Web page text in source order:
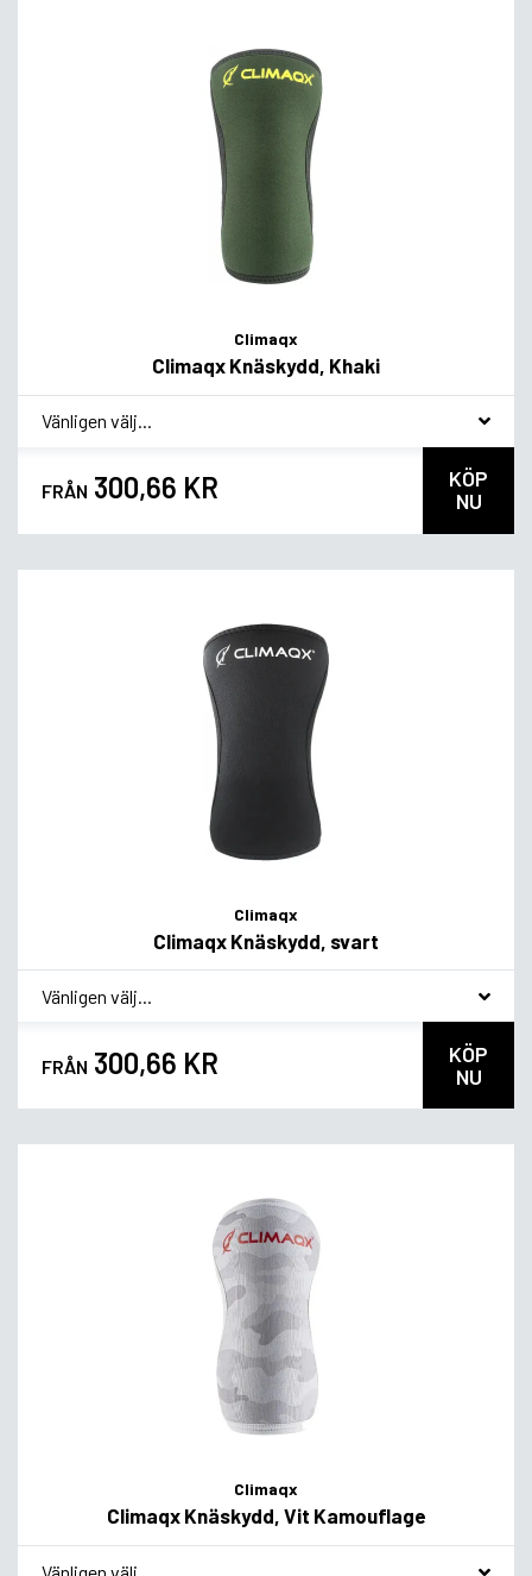
Climaqx
Climaqx Knäskydd, Khaki
* Smakvariant
FRÅN 300,66 KR
KÖP
NU
Climaqx
Climaqx Knäskydd, svart
* Smakvariant
FRÅN 300,66 KR
KÖP
NU
Climaqx
Climaqx Knäskydd, Vit Kamouflage
* Smakvariant